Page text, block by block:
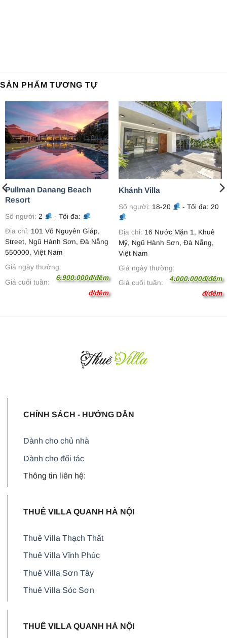
SẢN PHẨM TƯƠNG TỰ
Pullman Danang Beach
Resort
Số người: 2
- Tối đa:
Địa chỉ: 101 Võ Nguyên Giáp,
Street, Ngũ Hành Sơn, Đà Nẵng
550000, Việt Nam
Giá ngày thường:
6.900.000đ/đêm
Giá cuối tuần:
đ/đêm
Khánh Villa
Số người: 18-20 - Tối đa: 20
Địa chỉ: 16 Nước Mặn 1, Khuê
Mỹ, Ngũ Hành Sơn, Đà Nẵng,
Việt Nam
Giá ngày thường:
4.000.000đ/đêm
Giá cuối tuần:
đ/đêm
CHÍNH SÁCH - HƯỚNG DẪN
Dành cho chủ nhà
Dành cho đối tác
Thông tin liên hệ:
THUÊ VILLA QUANH HÀ NỘI
Thuê Villa Thạch Thất
Thuê Villa Vĩnh Phúc
Thuê Villa Sơn Tây
Thuê Villa Sóc Sơn
THUÊ VILLA QUANH HÀ NỘI